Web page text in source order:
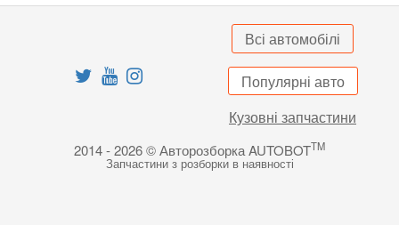
Всі автомобілі
Популярні авто
Кузовні запчастини
2014 - 2026 © Авторозборка AUTOBOTTM
Запчастини з розборки в наявності